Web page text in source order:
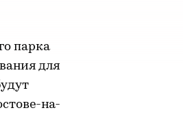
парка
для
на-